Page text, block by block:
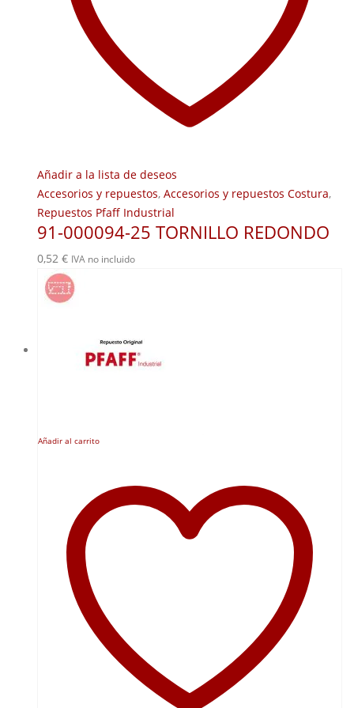
Añadir a la lista de deseos
Accesorios y repuestos, Accesorios y repuestos Costura,
Repuestos Pfaff Industrial
91-000094-25 TORNILLO REDONDO
0,52 € IVA no incluido
Añadir al carrito